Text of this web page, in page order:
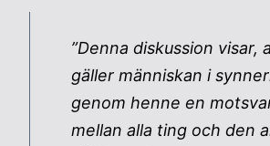
”Denna diskussion visar,
gäller människan i
genom henne en
mellan alla ting och den